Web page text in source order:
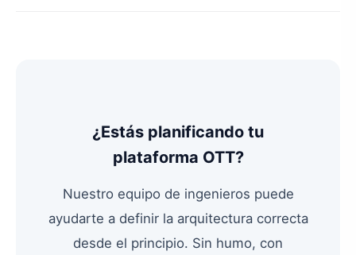
¿Estás planificando tu
plataforma OTT?
Nuestro equipo de ingenieros puede
ayudarte a definir la arquitectura correcta
desde el principio. Sin humo, con